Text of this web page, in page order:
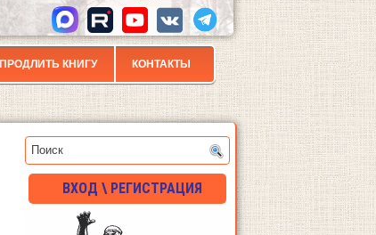
ПРОДЛИТЬ КНИГУ КОНТАКТЫ
ВХОД \ РЕГИСТРАЦИЯ